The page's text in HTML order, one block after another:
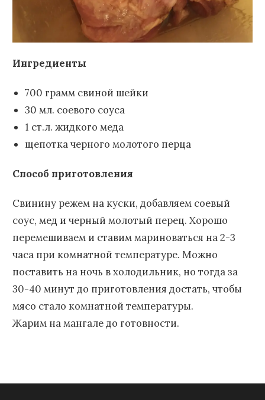
Ингредиенты
700 грамм свиной шейки
30 мл. соевого соуса
1 ст.л. жидкого меда
щепотка черного молотого перца
Способ приготовления
Свинину режем на куски, добавляем соевый
соус, мед и черный молотый перец. Хорошо
перемешиваем и ставим мариноваться на 2-3
часа при комнатной температуре. Можно
поставить на ночь в холодильник, но тогда за
30-40 минут до приготовления достать, чтобы
мясо стало комнатной температуры.
Жарим на мангале до готовности.